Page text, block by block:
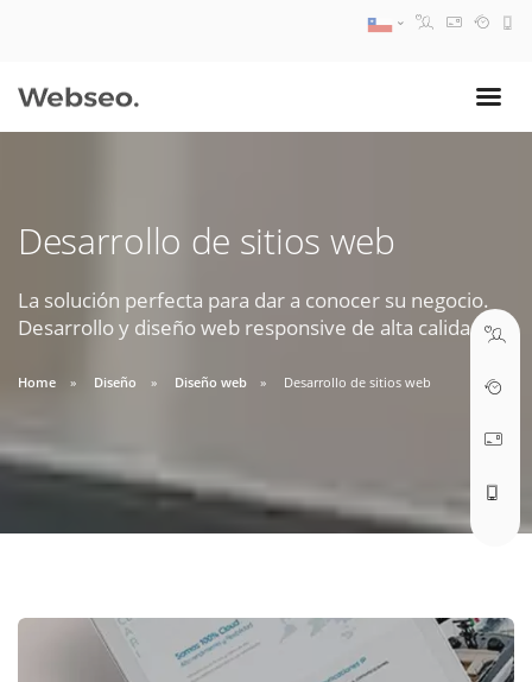
Desarrollo de sitios web
La solución perfecta para dar a conocer su negocio.
Desarrollo y diseño web responsive de alta calidad.
Home Diseño Diseño web Desarrollo de sitios web
09:30 AM A 18:30 PM
soporte@webseo.cl